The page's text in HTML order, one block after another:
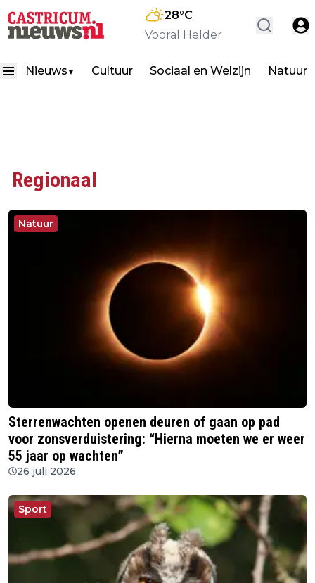
28°C
Vooral Helder
Nieuws ▼ Cultuur Sociaal en Welzijn Natuur
Regionaal
Natuur
Sterrenwachten openen deuren of gaan op pad
voor zonsverduistering: “Hierna moeten we er weer
55 jaar op wachten”
26 juli 2026
Sport